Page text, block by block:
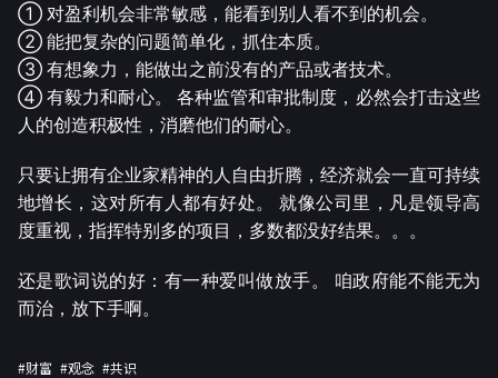
① 对盈利机会非常敏感，能看到别人看不到的机会。
② 能把复杂的问题简单化，抓住本质。
③ 有想象力，能做出之前没有的产品或者技术。
④ 有毅力和耐心。 各种监管和审批制度，必然会打击这些
人的创造积极性，消磨他们的耐心。
只要让拥有企业家精神的人自由折腾，经济就会一直可持续
地增长，这对所有人都有好处。 就像公司里，凡是领导高
度重视，指挥特别多的项目，多数都没好结果。。。
还是歌词说的好：有一种爱叫做放手。 咱政府能不能无为
而治，放下手啊。
#财富 #观念 #共识